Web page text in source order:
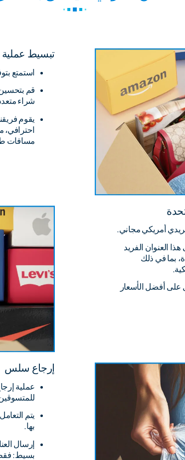
تبسيط عملية
استمتع بتوفير كبير
قم
شراء
يقوم
مسافات
العنوان الفريد
بما في ذلك
على أفضل الأسعار
إرجاع سلس
عملية
يتم
بها.
إرسال
بسيط: فقط